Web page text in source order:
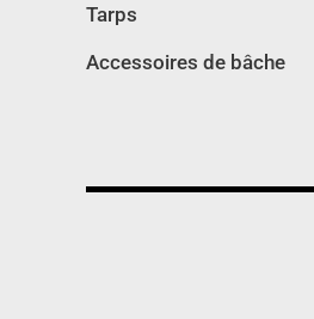
Tarps
Accessoires de bâche